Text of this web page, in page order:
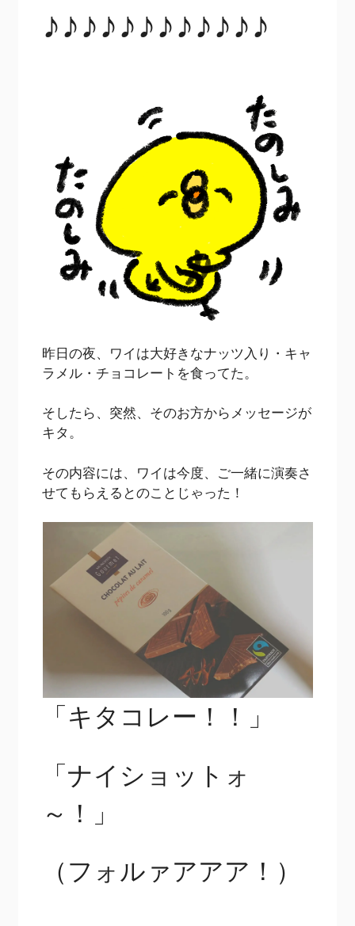
♪♪♪♪♪♪♪♪♪♪♪♪
昨日の夜、ワイは大好きなナッツ入り・キャ
ラメル・チョコレートを食ってた。
そしたら、突然、そのお方からメッセージが
キタ。
その内容には、ワイは今度、ご一緒に演奏さ
せてもらえるとのことじゃった！
「キタコレー！！」
「ナイショットォ
～！」
（フォルァアアア！）